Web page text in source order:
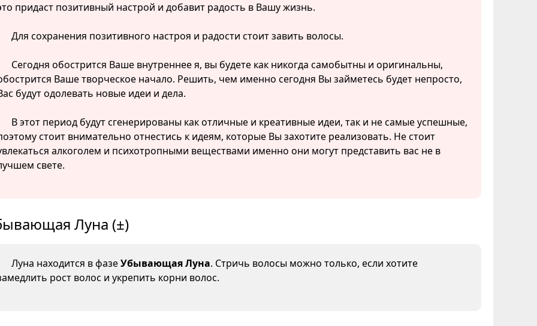
придаст позитивный настрой и добавит радость в Вашу жизнь.
Для сохранения позитивного настроя и радости стоит завить волосы.
Сегодня обострится Ваше внутреннее я, вы будете как никогда самобытны и оригинальны,
Ваше творческое начало. Решить, чем именно сегодня Вы займетесь будет непросто,
будут одолевать новые идеи и дела.
В этот период будут сгенерированы как отличные и креативные идеи, так и не самые успешные,
стоит внимательно отнестись к идеям, которые Вы захотите реализовать. Не стоит
алкоголем и психотропными веществами именно они могут представить вас не в
свете.
Луна (±)
Луна находится в фазеУбывающая Луна. Стричь волосы можно только, если хотите
рост волос и укрепить корни волос.